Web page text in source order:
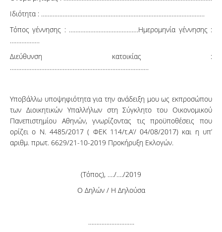
Ιδιότητα : ………………………………………………………………………………………
Τόπος γέννησης : ……………………………………Ημερομηνία γέννησης :
………………
Διεύθυνση κατοικίας :
…………………………………………………………………………
Υποβάλλω υποψηφιότητα για την ανάδειξη μου ως εκπροσώπου
των Διοικητικών Υπαλλήλων στη Σύγκλητο του Οικονομικού
Πανεπιστημίου Αθηνών, γνωρίζοντας τις προϋποθέσεις που
ορίζει ο Ν. 4485/2017 ( ΦΕΚ 114/τ.Α’/ 04/08/2017) και η υπ’
αριθμ. πρωτ. 6629/21-10-2019 Προκήρυξη Εκλογών.
(Τόπος), …./…./2019
Ο Δηλών / Η Δηλούσα
……………………….